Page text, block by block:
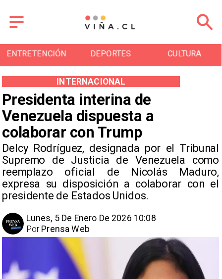
DEPORTES CULTURA TURISMO
Presidenta interina de
Venezuela dispuesta a
colaborar con Trump
Delcy Rodríguez, designada por el Tribunal
Supremo de Justicia de Venezuela como
reemplazo oficial de Nicolás Maduro,
expresa su disposición a colaborar con el
presidente de Estados Unidos.
INTERNACIONAL
Lunes, 5 De Enero De 2026 10:08
Prensa Web
Por